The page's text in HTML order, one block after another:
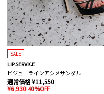
SALE
LIP SERVICE
ビジューラインアシメサンダル
通常価格 ¥11,550
¥6,930 40%OFF